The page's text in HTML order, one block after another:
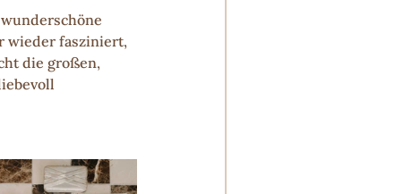
wieder fasziniert,
die großen,